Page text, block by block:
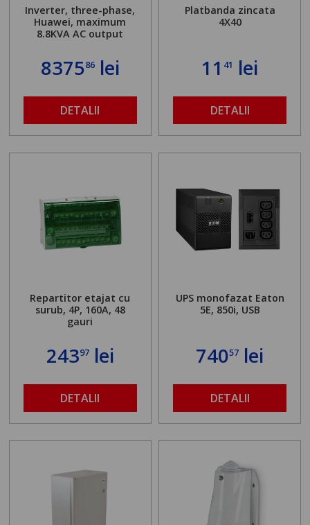
Inverter, three-phase,
Huawei, maximum
8.8KVA AC output
837586lei
DETALII
Platbanda zincata
4X40
11 41 lei
DETALII
Repartitor etajat cu
surub, 4P, 160A, 48
gauri
24397lei
DETALII
UPS monofazat Eaton
5E, 850i, USB
74057 lei
DETALII